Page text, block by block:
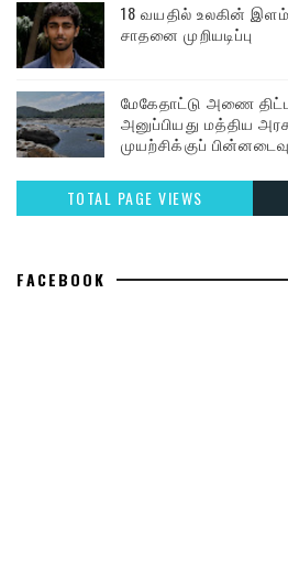
18 வயதில் உலகின் இளம்
சாதனை முறியடிப்பு
மேகேதாட்டு அணை
அனுப்பியது மத்திய
முயற்சிக்குப் பின்னடைவு
TOTAL PAGE VIEWS
FACEBOOK